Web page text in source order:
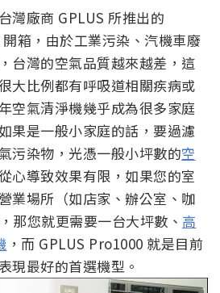
灣廠商 GPLUS 所推出的
箱，由於工業污染、汽機車廢
台灣的空氣品質越來越差，這
大比例都有呼吸道相關疾病或
空氣清淨機幾乎成為很多家庭
果是一般小家庭的話，要過濾
污染物，光憑一般小坪數的空
心導致效果有限，如果您的室
業場所（如店家、辦公室、咖
那您就更需要一台大坪數、 高
，而 GPLUS Pro1000 就是目前
現最好的首選機型。